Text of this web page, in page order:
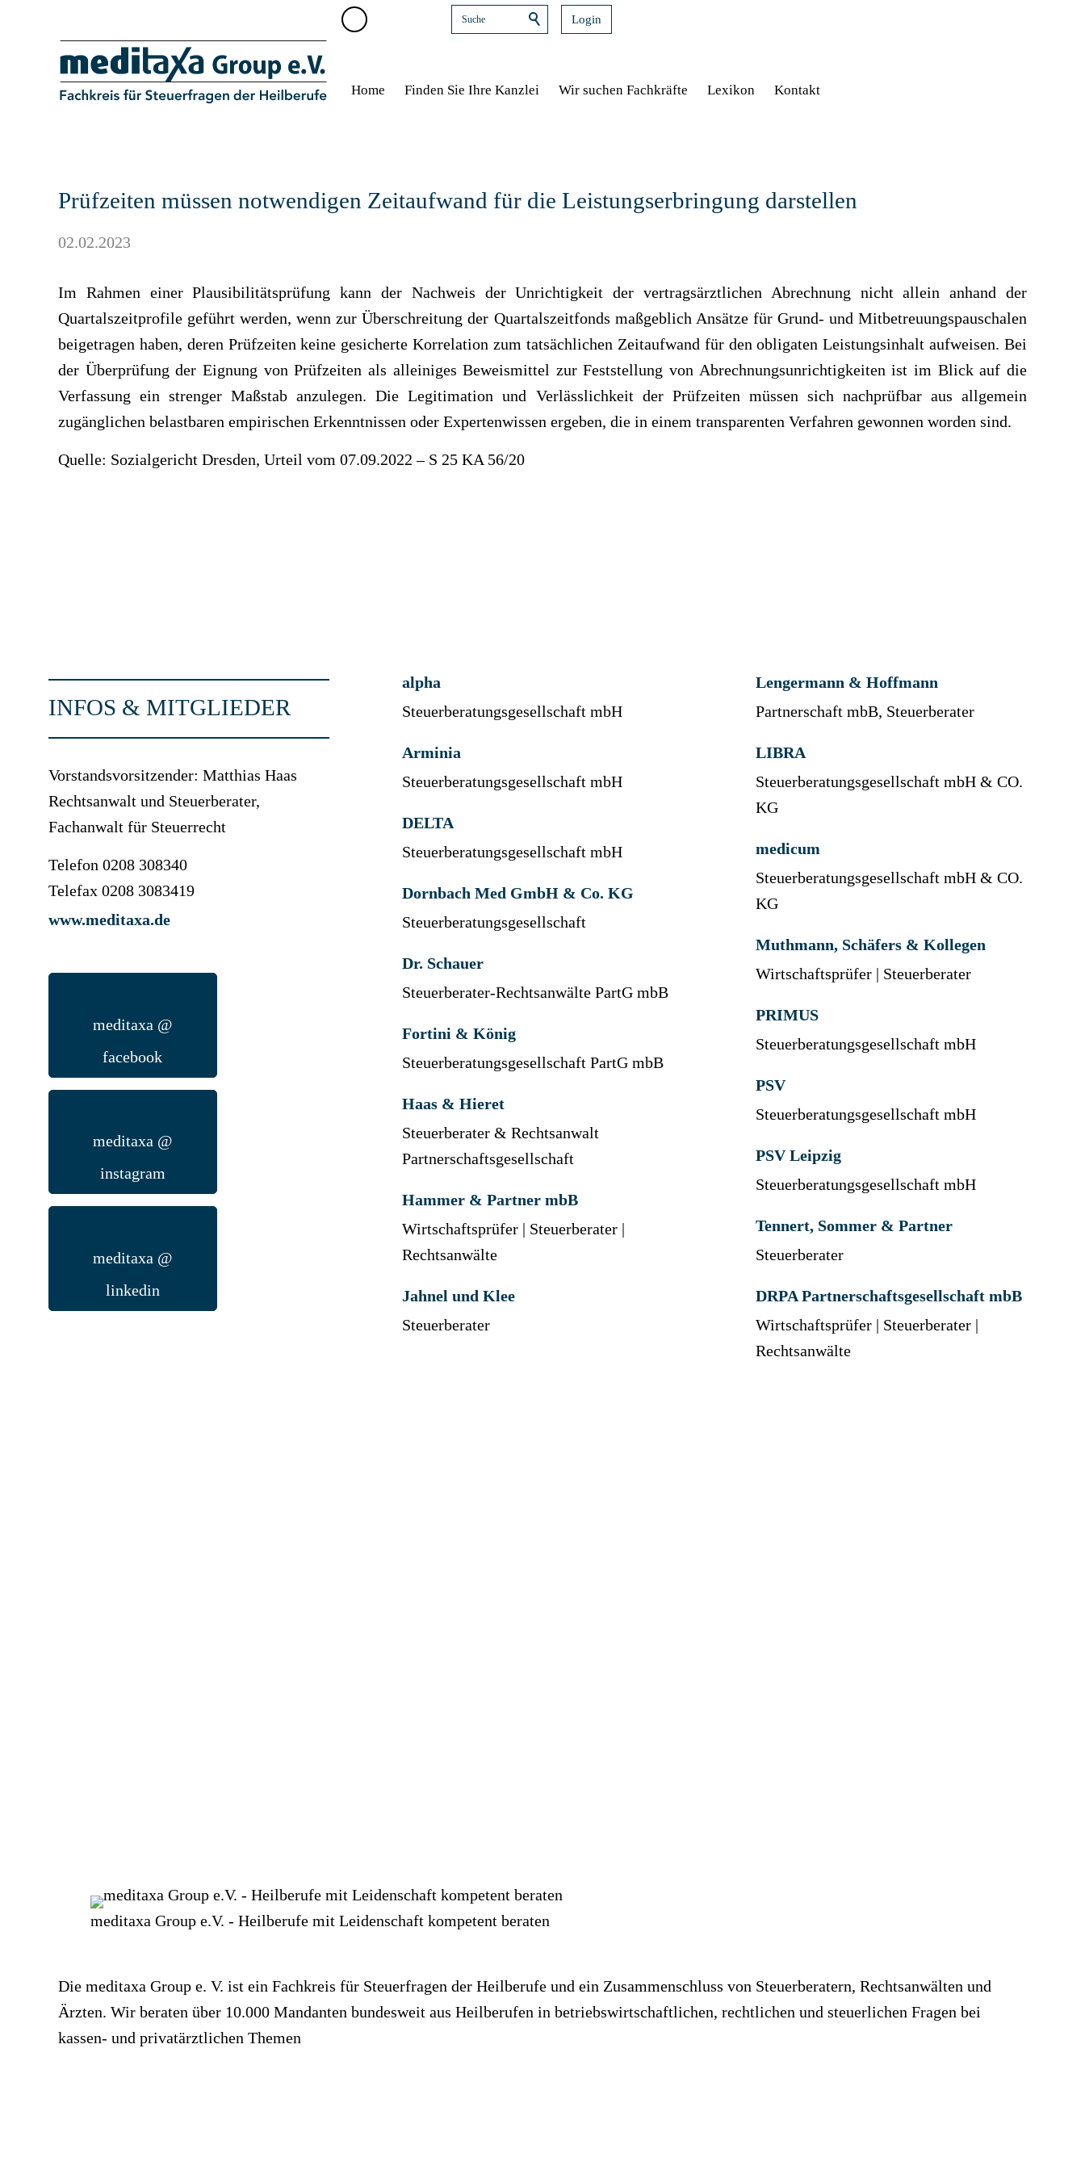
Home Finden Sie Ihre Kanzlei Wir suchen Fachkräfte Lexikon Kontakt
Login
Prüfzeiten müssen notwendigen Zeitaufwand für die Leistungserbringung darstellen
02.02.2023
Im Rahmen einer Plausibilitätsprüfung kann der Nachweis der Unrichtigkeit der vertragsärztlichen Abrechnung nicht allein anhand der
Quartalszeitprofile geführt werden, wenn zur Überschreitung der Quartalszeitfonds maßgeblich Ansätze für Grund- und Mitbetreuungspauschalen
beigetragen haben, deren Prüfzeiten keine gesicherte Korrelation zum tatsächlichen Zeitaufwand für den obligaten Leistungsinhalt aufweisen. Bei
der Überprüfung der Eignung von Prüfzeiten als alleiniges Beweismittel zur Feststellung von Abrechnungsunrichtigkeiten ist im Blick auf die
Verfassung ein strenger Maßstab anzulegen. Die Legitimation und Verlässlichkeit der Prüfzeiten müssen sich nachprüfbar aus allgemein
zugänglichen belastbaren empirischen Erkenntnissen oder Expertenwissen ergeben, die in einem transparenten Verfahren gewonnen worden sind.
Quelle: Sozialgericht Dresden, Urteil vom 07.09.2022 – S 25 KA 56/20
INFOS & MITGLIEDER
Vorstandsvorsitzender: Matthias Haas
Rechtsanwalt und Steuerberater,
Fachanwalt für Steuerrecht
Telefon 0208 308340
Telefax 0208 3083419
www.meditaxa.de
meditaxa @
facebook
meditaxa @
instagram
meditaxa @
linkedin
alpha
Steuerberatungsgesellschaft mbH
Arminia
Steuerberatungsgesellschaft mbH
DELTA
Steuerberatungsgesellschaft mbH
Dornbach Med GmbH & Co. KG
Steuerberatungsgesellschaft
Dr. Schauer
Steuerberater-Rechtsanwälte PartG mbB
Fortini & König
Steuerberatungsgesellschaft PartG mbB
Haas & Hieret
Steuerberater & Rechtsanwalt
Partnerschaftsgesellschaft
Hammer & Partner mbB
Wirtschaftsprüfer | Steuerberater |
Rechtsanwälte
Jahnel und Klee
Steuerberater
Lengermann & Hoffmann
Partnerschaft mbB, Steuerberater
LIBRA
Steuerberatungsgesellschaft mbH & CO.
KG
medicum
Steuerberatungsgesellschaft mbH & CO.
KG
Muthmann, Schäfers & Kollegen
Wirtschaftsprüfer | Steuerberater
PRIMUS
Steuerberatungsgesellschaft mbH
PSV
Steuerberatungsgesellschaft mbH
PSV Leipzig
Steuerberatungsgesellschaft mbH
Tennert, Sommer & Partner
Steuerberater
DRPA Partnerschaftsgesellschaft mbB
Wirtschaftsprüfer | Steuerberater |
Rechtsanwälte
meditaxa Group e.V. - Heilberufe mit Leidenschaft kompetent beraten
Die meditaxa Group e. V. ist ein Fachkreis für Steuerfragen der Heilberufe und ein Zusammenschluss von Steuerberatern, Rechtsanwälten und
Ärzten. Wir beraten über 10.000 Mandanten bundesweit aus Heilberufen in betriebswirtschaftlichen, rechtlichen und steuerlichen Fragen bei
kassen- und privatärztlichen Themen